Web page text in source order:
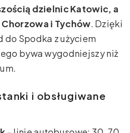
dzielnic Katowic, a
i Tychów. Dzięki
do Spodka z użyciem
bywa wygodniejszy niż
i obsługiwane